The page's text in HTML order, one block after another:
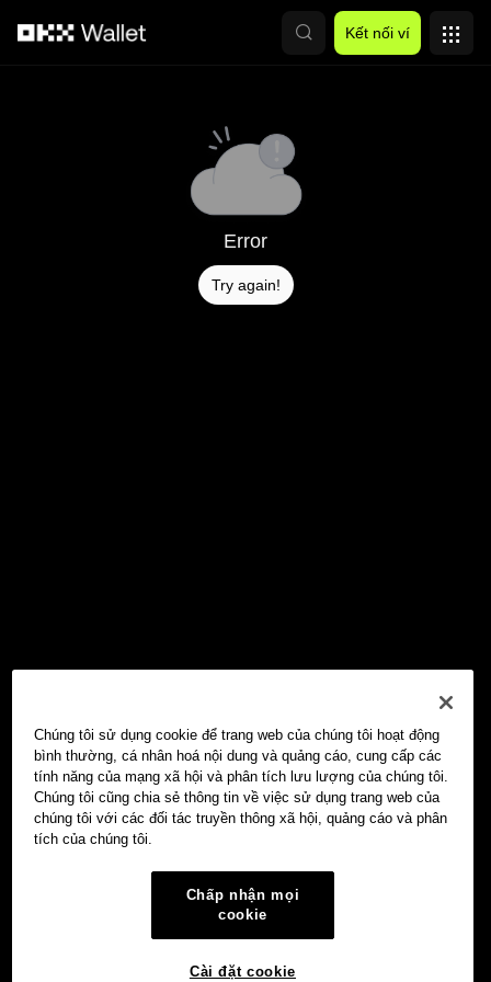
Kết nối ví
Error
Try again!
Chúng tôi sử dụng cookie để trang web của chúng tôi hoạt động
bình thường, cá nhân hoá nội dung và quảng cáo, cung cấp các
tính năng của mạng xã hội và phân tích lưu lượng của chúng tôi.
Chúng tôi cũng chia sẻ thông tin về việc sử dụng trang web của
chúng tôi với các đối tác truyền thông xã hội, quảng cáo và phân
tích của chúng tôi.
Chấp nhận mọi
cookie
Cài đặt cookie